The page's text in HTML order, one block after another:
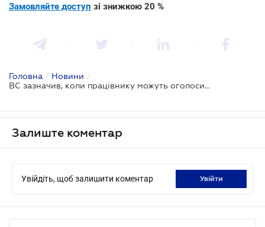
Замовляйте доступ зі знижкою 20 %
Головна / Новини /
ВС зазначив, коли працівнику можуть оголосити догану за порушення трудової дисципліни
Залиште коментар
Увійдіть, щоб залишити коментар увійти